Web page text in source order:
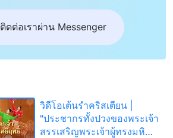
ติดต่อเราผ่าน Messenger
วิดีโอเต้นรำคริสเตียน |
"ประชากรทั้งปวงของพระเจ้า
สรรเสริญพระเจ้าผู้ทรงมหิทธิ